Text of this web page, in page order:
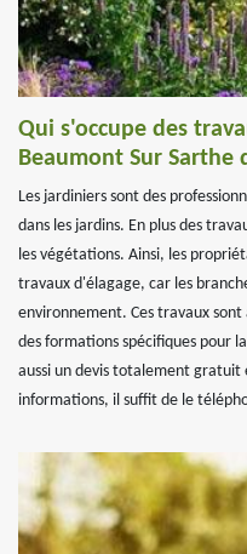
Qui s'occupe des
Beaumont Sur Sarthe
Les jardiniers sont des
dans les jardins. En plus des
les végétations. Ainsi, les
travaux d'élagage, car les
environnement. Ces travaux
des formations spécifiques pour
aussi un devis totalement gratuit
informations, il suffit de le